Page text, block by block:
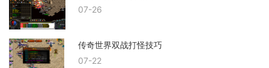
07-26
传奇世界双战打怪技巧
07-22